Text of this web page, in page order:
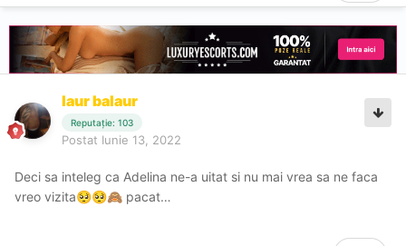
laur balaur
Reputație: 103
Postat Iunie 13, 2022
Deci sa inteleg ca Adelina ne-a uitat si nu mai vrea sa ne faca
vreo vizita🥺🥺🙈 pacat…